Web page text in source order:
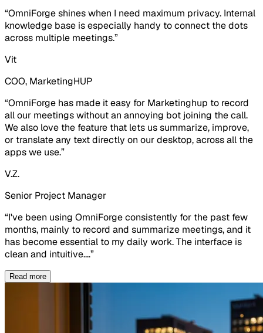
“OmniForge shines when I need maximum privacy. Internal
knowledge base is especially handy to connect the dots
across multiple meetings.”
Vit
COO, MarketingHUP
“OmniForge has made it easy for Marketinghup to record
all our meetings without an annoying bot joining the call.
We also love the feature that lets us summarize, improve,
or translate any text directly on our desktop, across all the
apps we use.”
V.Z.
Senior Project Manager
“I've been using OmniForge consistently for the past few
months, mainly to record and summarize meetings, and it
has become essential to my daily work. The interface is
clean and intuitive.…”
Read more